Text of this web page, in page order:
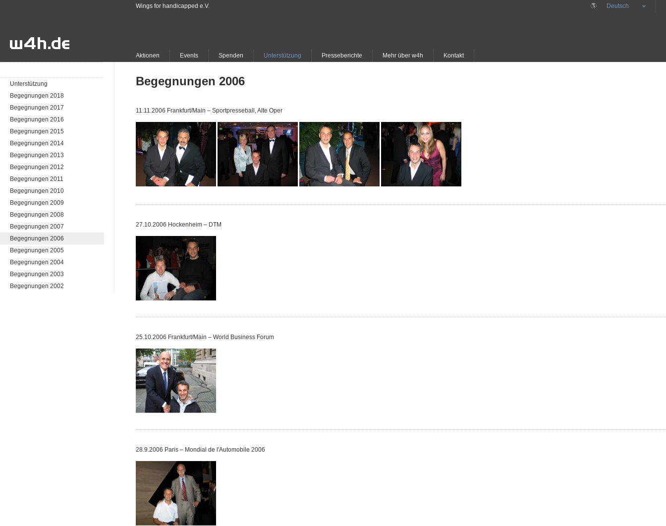
Wings for handicapped e.V. Deutsch
Aktionen Events Spenden Unterstützung Presseberichte Mehr über w4h Kontakt
Unterstützung
Begegnungen 2018
Begegnungen 2017
Begegnungen 2016
Begegnungen 2015
Begegnungen 2014
Begegnungen 2013
Begegnungen 2012
Begegnungen 2011
Begegnungen 2010
Begegnungen 2009
Begegnungen 2008
Begegnungen 2007
Begegnungen 2006
Begegnungen 2005
Begegnungen 2004
Begegnungen 2003
Begegnungen 2002
Begegnungen 2006
11.11.2006 Frankfurt/Main – Sportpresseball, Alte Oper
27.10.2006 Hockenheim – DTM
25.10.2006 Frankfurt/Main – World Business Forum
28.9.2006 Paris – Mondial de l'Automobile 2006